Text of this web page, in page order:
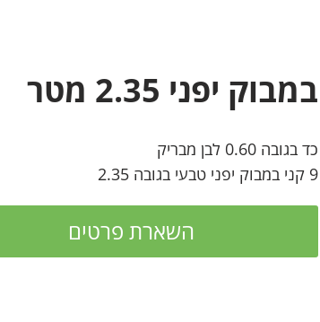
במבוק יפני 2.35 מטר
כד בגובה 0.60 לבן מבריק
9 קני במבוק יפני טבעי בגובה 2.35
השארת פרטים